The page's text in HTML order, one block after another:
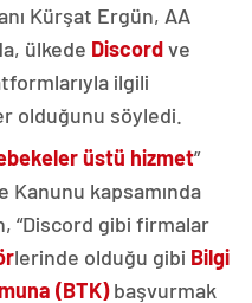
Kürşat Ergün, AA
ülkede Discordve
ilgili
olduğunu söyledi.
üstü hizmet”
kapsamında
“Discord gibi firmalar
lerinde olduğu gibi Bilgi
(BTK)başvurmak